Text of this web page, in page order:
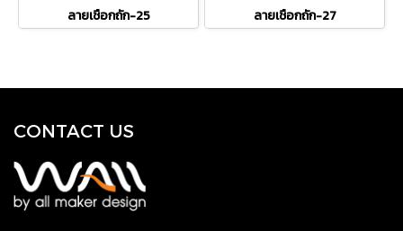
ลายเชือกถัก-25 ลายเชือกถัก-27
CONTACT US